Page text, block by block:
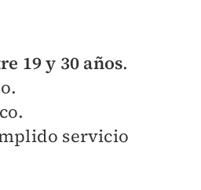
19 y 30 años.
servicio